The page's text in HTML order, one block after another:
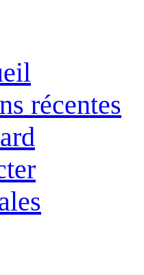
récentes